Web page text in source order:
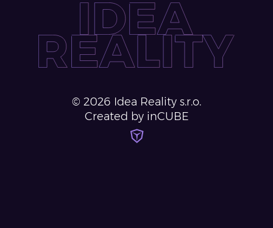
© 2026 Idea Reality s.r.o.
Created by inCUBE